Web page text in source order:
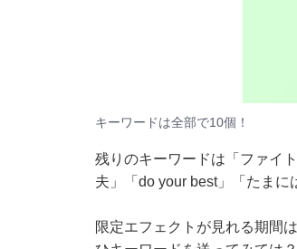
キーワードは全部で10個！
残りのキーワードは「ファイ
夫」「do your best」「たまに
限定エフェクトが見れる期間